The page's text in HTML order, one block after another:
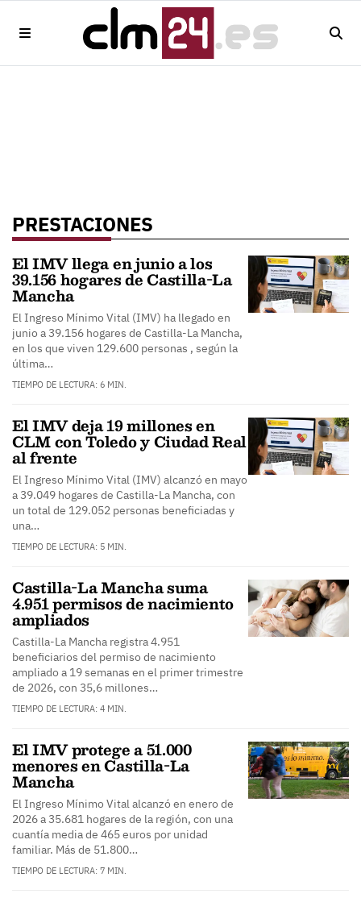
PRESTACIONES
El IMV llega en junio a los
39.156 hogares de Castilla-La
Mancha
El Ingreso Mínimo Vital (IMV) ha llegado en
junio a 39.156 hogares de Castilla-La Mancha,
en los que viven 129.600 personas , según la
última…
TIEMPO DE LECTURA: 6 MIN.
El IMV deja 19 millones en
CLM con Toledo y Ciudad Real
al frente
El Ingreso Mínimo Vital (IMV) alcanzó en mayo
a 39.049 hogares de Castilla-La Mancha, con
un total de 129.052 personas beneficiadas y
una…
TIEMPO DE LECTURA: 5 MIN.
Castilla-La Mancha suma
4.951 permisos de nacimiento
ampliados
Castilla-La Mancha registra 4.951
beneficiarios del permiso de nacimiento
ampliado a 19 semanas en el primer trimestre
de 2026, con 35,6 millones…
TIEMPO DE LECTURA: 4 MIN.
El IMV protege a 51.000
menores en Castilla-La
Mancha
El Ingreso Mínimo Vital alcanzó en enero de
2026 a 35.681 hogares de la región, con una
cuantía media de 465 euros por unidad
familiar. Más de 51.800…
TIEMPO DE LECTURA: 7 MIN.